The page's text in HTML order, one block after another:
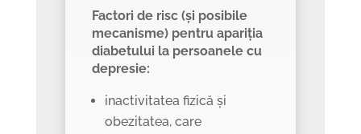
Factori de risc (și posibile
mecanisme) pentru apariția
diabetului la persoanele cu
depresie:
inactivitatea fizică și
obezitatea, care